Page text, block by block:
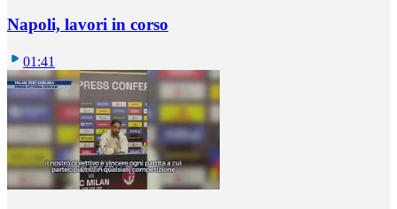
Napoli, lavori in corso
01:41